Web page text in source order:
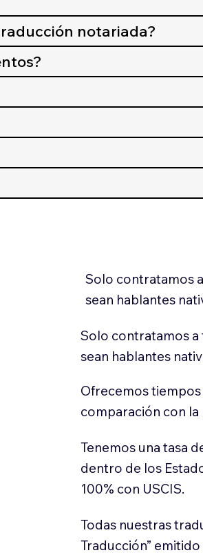
notariada?
Solo contratamos
sean hablantes
Solo contratamos
sean hablantes
Ofrecemos
comparación con
Tenemos una tasa
dentro de los
100% con USCIS.
Todas nuestras
Traducción”